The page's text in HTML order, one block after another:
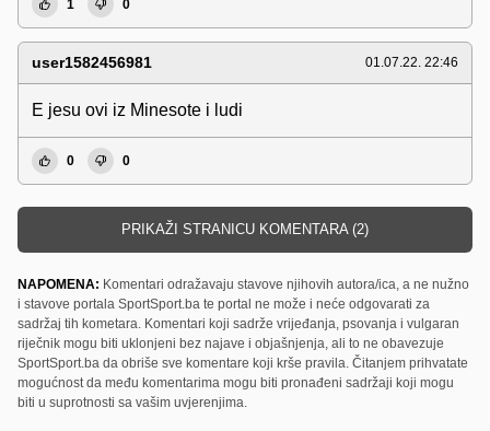
1 0
user1582456981 01.07.22. 22:46
E jesu ovi iz Minesote i ludi
0 0
PRIKAŽI STRANICU KOMENTARA (2)
NAPOMENA: Komentari odražavaju stavove njihovih autora/ica, a ne nužno
i stavove portala SportSport.ba te portal ne može i neće odgovarati za
sadržaj tih kometara. Komentari koji sadrže vrijeđanja, psovanja i vulgaran
riječnik mogu biti uklonjeni bez najave i objašnjenja, ali to ne obavezuje
SportSport.ba da obriše sve komentare koji krše pravila. Čitanjem prihvatate
mogućnost da među komentarima mogu biti pronađeni sadržaji koji mogu
biti u suprotnosti sa vašim uvjerenjima.